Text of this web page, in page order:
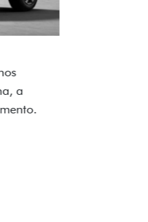
INTERNO
também aparecem
acabamento